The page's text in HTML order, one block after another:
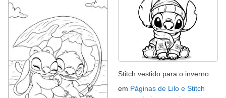
Stitch vestido para o inverno
em Páginas de Lilo e Stitch